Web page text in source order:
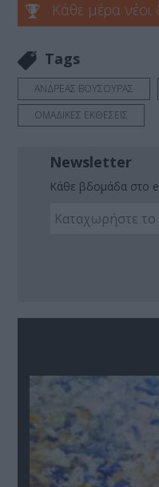
Κάθε μέρα
Tags
ΑΝΔΡΕΑΣ ΒΟΥΣΟΥΡΑΣ
ΟΜΑΔΙΚΕΣ ΕΚΘΕΣΕΙΣ
Newsletter
Κάθε βδομάδα στο